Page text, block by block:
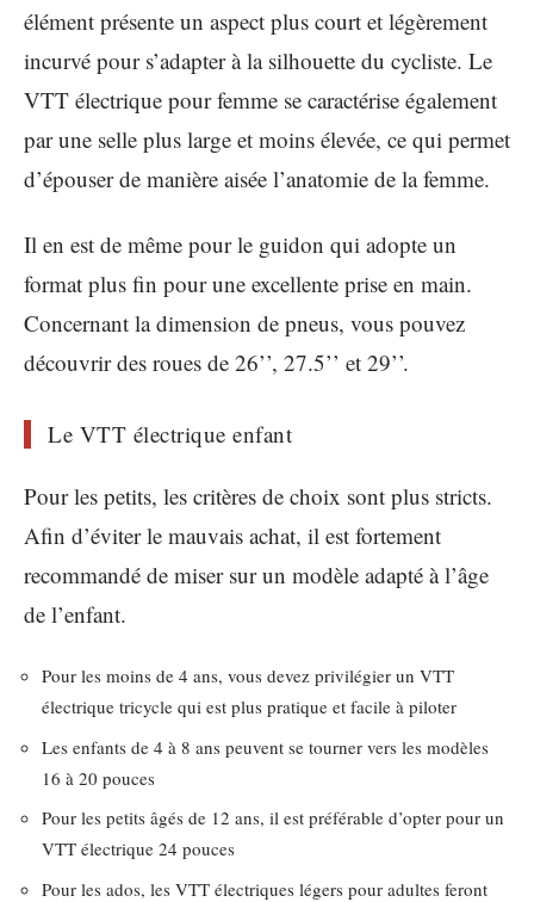
élément présente un aspect plus court et légèrement
incurvé pour s’adapter à la silhouette du cycliste. Le
VTT électrique pour femme se caractérise également
par une selle plus large et moins élevée, ce qui permet
d’épouser de manière aisée l’anatomie de la femme.
Il en est de même pour le guidon qui adopte un
format plus fin pour une excellente prise en main.
Concernant la dimension de pneus, vous pouvez
découvrir des roues de 26’’, 27.5’’ et 29’’.
Le VTT électrique enfant
Pour les petits, les critères de choix sont plus stricts.
Afin d’éviter le mauvais achat, il est fortement
recommandé de miser sur un modèle adapté à l’âge
de l’enfant.
Pour les moins de 4 ans, vous devez privilégier un VTT
électrique tricycle qui est plus pratique et facile à piloter
Les enfants de 4 à 8 ans peuvent se tourner vers les modèles
16 à 20 pouces
Pour les petits âgés de 12 ans, il est préférable d’opter pour un
VTT électrique 24 pouces
Pour les ados, les VTT électriques légers pour adultes feront